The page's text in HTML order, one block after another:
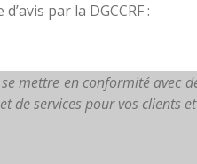
par la DGCCRF :
en conformité avec
de services pour vos clients